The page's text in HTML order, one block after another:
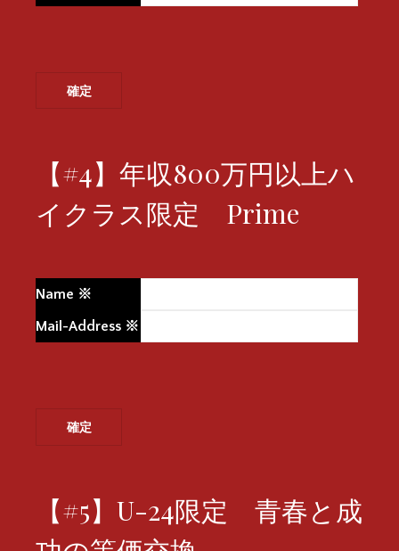
【#4】年収800万円以上ハ
イクラス限定 Prime
Name ※
Mail-Address ※
【#5】U-24限定 青春と成